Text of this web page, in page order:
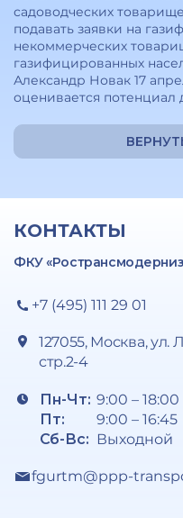
садоводческих
подавать заявки на
некоммерческих
газифицированных
Александр Новак 17
оценивается
КОНТАКТЫ
ФКУ
+7 (495) 111 29 01
127055, Москва, ул.
стр.2-4
Пн-Чт:
Пт:
Сб-Вс:
9:00 – 18:00
9:00 – 16:45
Выходной
fgurtm@ppp-